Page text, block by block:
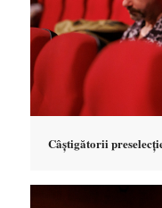
Câștigătorii